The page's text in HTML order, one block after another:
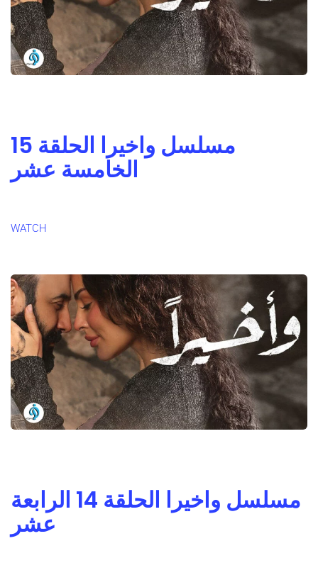
مسلسل واخيرا الحلقة 15
الخامسة عشر
WATCH
مسلسل واخيرا الحلقة 14 الرابعة
عشر